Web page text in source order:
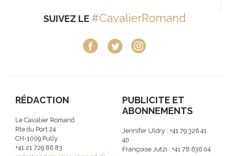
SUIVEZ LE #CavalierRomand
RÉDACTION
Le Cavalier Romand
Rte du Port 24
CH-1009 Pully
+41 21 729 86 83
PUBLICITE ET
ABONNEMENTS
Jennifer Uldry : +41 79 326 41
40
Françoise Jutzi : +41 78 636 04